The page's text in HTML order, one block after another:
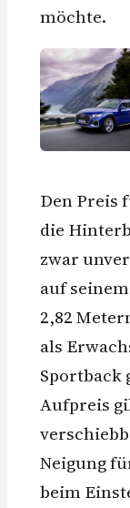
möchte.
Den Preis
die
zwar
auf
2,82
als
Sportback
Aufpreis
Neigung
beim